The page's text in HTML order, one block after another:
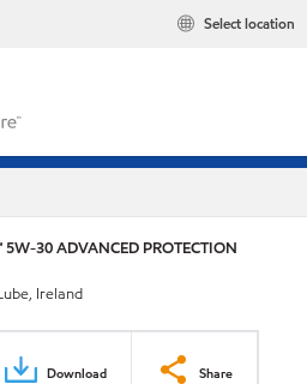
Select location
5W-30 ADVANCED PROTECTION
Ireland
Download Share